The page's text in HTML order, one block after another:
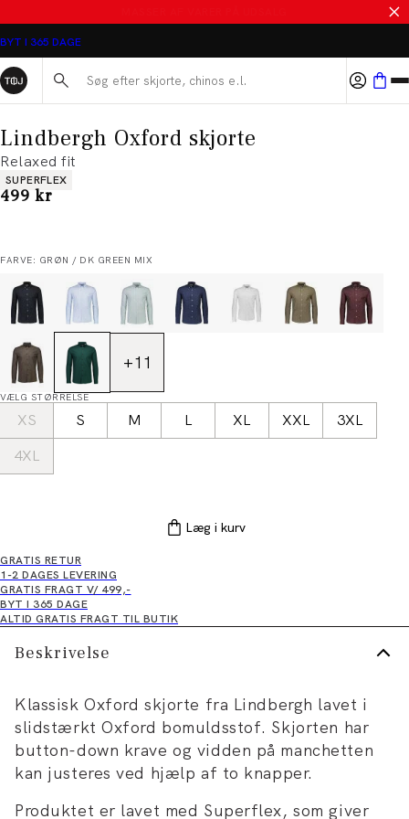
BYT I 365 DAGE
Søg her...
Lindbergh Oxford skjorte
Relaxed fit
Produkt egenskaber
SUPERFLEX
I alt (inkl. rabat)
499 kr
FARVE: GRØN / DK GREEN MIX
+11
VÆLG STØRRELSE
XS S M L XL XXL
3XL
4XL
Læg i kurv
GRATIS RETUR
1-2 DAGES LEVERING
GRATIS FRAGT V/ 499,-
BYT I 365 DAGE
ALTID GRATIS FRAGT TIL BUTIK
Beskrivelse
Klassisk Oxford skjorte fra Lindbergh lavet i
slidstærkt Oxford bomuldsstof. Skjorten har
button-down krave og vidden på manchetten
kan justeres ved hjælp af to knapper.
Produktet er lavet med Superflex, som giver